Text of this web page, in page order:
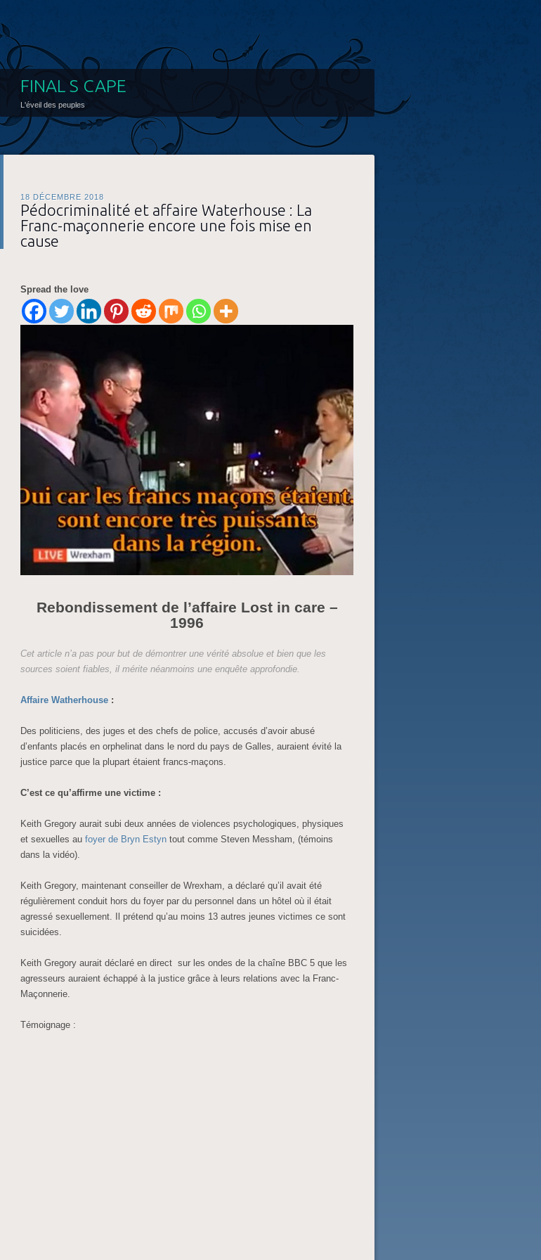
FINAL S CAPE
L'éveil des peuples
18 DÉCEMBRE 2018
Pédocriminalité et affaire Waterhouse : La
Franc-maçonnerie encore une fois mise en
cause
Spread the love
Rebondissement de l’affaire Lost in care –
1996
Cet article n’a pas pour but de démontrer une vérité absolue et bien que les
sources soient fiables, il mérite néanmoins une enquête approfondie.
Affaire Watherhouse :
Des politiciens, des juges et des chefs de police, accusés d’avoir abusé
d’enfants placés en orphelinat dans le nord du pays de Galles, auraient évité la
justice parce que la plupart étaient francs-maçons.
C’est ce qu’affirme une victime :
Keith Gregory aurait subi deux années de violences psychologiques, physiques
et sexuelles au foyer de Bryn Estyn tout comme Steven Messham, (témoins
dans la vidéo).
Keith Gregory, maintenant conseiller de Wrexham, a déclaré qu’il avait été
régulièrement conduit hors du foyer par du personnel dans un hôtel où il était
agressé sexuellement. Il prétend qu’au moins 13 autres jeunes victimes ce sont
suicidées.
Keith Gregory aurait déclaré en direct sur les ondes de la chaîne BBC 5 que les
agresseurs auraient échappé à la justice grâce à leurs relations avec la Franc-
Maçonnerie.
Témoignage :